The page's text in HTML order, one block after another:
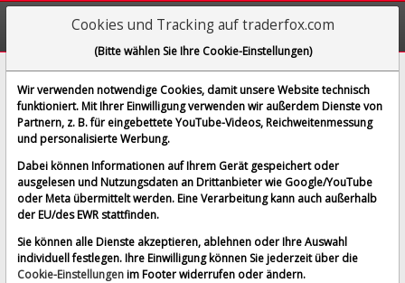
GameStop Corp
[GS2C | WKN A0HGDX | ISIN US36467W1099]
16,560 € -1,37 %
Echtzeit-Aktienkurs vom 07.08.2026 um 19:59 Uhr
Börse Stuttgart Splitbereinigt
Cookies und Tracking auf traderfox.com
(Bitte wählen Sie Ihre Cookie-Einstellungen)
Wir verwenden notwendige Cookies, damit unsere Website technisch
funktioniert. Mit Ihrer Einwilligung verwenden wir außerdem Dienste von
Partnern, z. B. für eingebettete YouTube-Videos, Reichweitenmessung
und personalisierte Werbung.
Dabei können Informationen auf Ihrem Gerät gespeichert oder
ausgelesen und Nutzungsdaten an Drittanbieter wie Google/YouTube
oder Meta übermittelt werden. Eine Verarbeitung kann auch außerhalb
der EU/des EWR stattfinden.
Sie können alle Dienste akzeptieren, ablehnen oder Ihre Auswahl
individuell festlegen. Ihre Einwilligung können Sie jederzeit über die
Cookie-Einstellungenim Footer widerrufen oder ändern.